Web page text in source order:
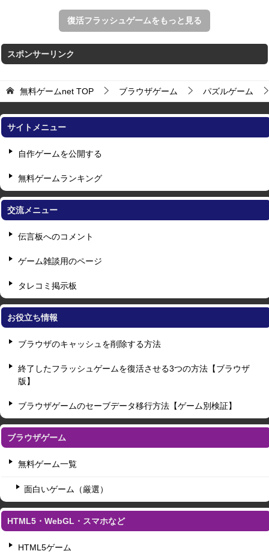
復活フラッシュゲームをもっと見る
スポンサーリンク
無料ゲームnet TOP ブラウザゲーム パズルゲーム
サイトメニュー
自作ゲームを公開する
無料ゲームランキング
交流メニュー
伝言板へのコメント
ゲーム雑談用のページ
タレコミ掲示板
お役立ち情報
ブラウザのキャッシュを削除する方法
終了したフラッシュゲームを復活させる3つの方法【ブラウザ
版】
ブラウザゲームのセーブデータ移行方法【ゲーム別検証】
ブラウザゲーム
無料ゲーム一覧
面白いゲーム（厳選）
HTML5・WebGL・スマホなど
HTML5ゲーム